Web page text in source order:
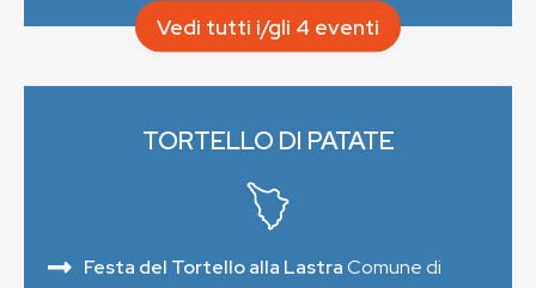
Vedi tutti i/gli 4 eventi
TORTELLO DI PATATE
Festa del Tortello alla LastraComune di